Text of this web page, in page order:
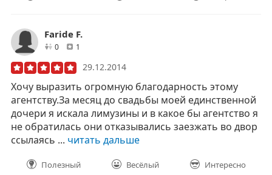
Faride F.
0друзей1
29.12.2014
Хочу выразить огромную благодарность этому
агентству.За месяц до свадьбы моей единственной
дочери я искала лимузины и в какое бы агентство я
не обратилась они отказывались заезжать во двор
ссылаясь ... читать дальше
Полезный Весёлый Интересно